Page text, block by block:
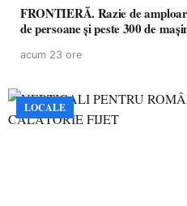
FRONTIERĂ. Razie de
de persoane și peste 300 de
acum 23 ore
LOCALE